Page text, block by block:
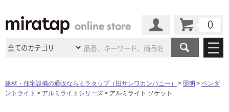
商品カテゴリ
施工事例
建材・住宅設備の通販ならミラタップ（旧サンワカンパニー） 照明
ペンダ
ントライト
アルミライトシリーズ アルミライト ソケット